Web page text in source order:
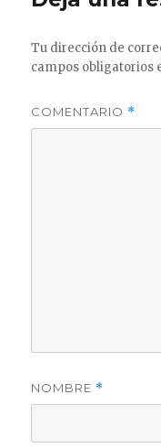
Tu dirección de
campos obligatorios
COMENTARIO *
NOMBRE *